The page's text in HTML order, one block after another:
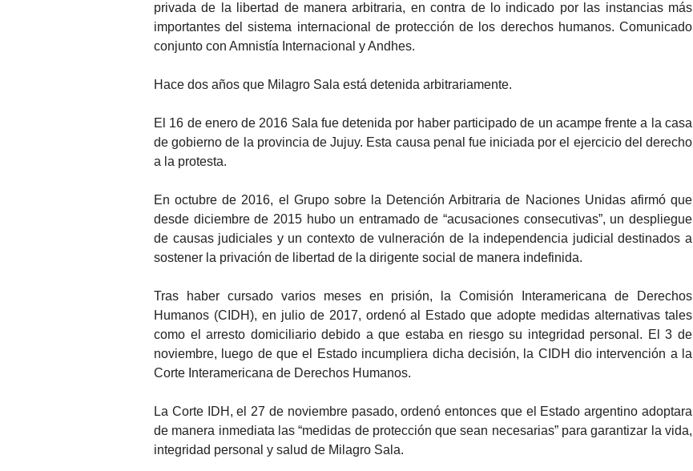
privada de la libertad de manera arbitraria, en contra de lo indicado por las instancias más
importantes del sistema internacional de protección de los derechos humanos. Comunicado
conjunto con Amnistía Internacional y Andhes.
Hace dos años que Milagro Sala está detenida arbitrariamente.
El 16 de enero de 2016 Sala fue detenida por haber participado de un acampe frente a la casa
de gobierno de la provincia de Jujuy. Esta causa penal fue iniciada por el ejercicio del derecho
a la protesta.
En octubre de 2016, el Grupo sobre la Detención Arbitraria de Naciones Unidas afirmó que
desde diciembre de 2015 hubo un entramado de “acusaciones consecutivas”, un despliegue
de causas judiciales y un contexto de vulneración de la independencia judicial destinados a
sostener la privación de libertad de la dirigente social de manera indefinida.
Tras haber cursado varios meses en prisión, la Comisión Interamericana de Derechos
Humanos (CIDH), en julio de 2017, ordenó al Estado que adopte medidas alternativas tales
como el arresto domiciliario debido a que estaba en riesgo su integridad personal. El 3 de
noviembre, luego de que el Estado incumpliera dicha decisión, la CIDH dio intervención a la
Corte Interamericana de Derechos Humanos.
La Corte IDH, el 27 de noviembre pasado, ordenó entonces que el Estado argentino adoptara
de manera inmediata las “medidas de protección que sean necesarias” para garantizar la vida,
integridad personal y salud de Milagro Sala.